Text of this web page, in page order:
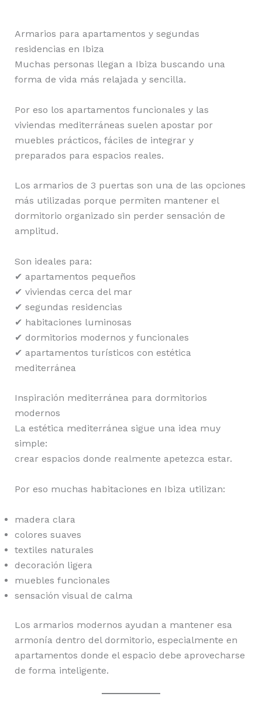
Armarios para apartamentos y segundas
residencias en Ibiza
Muchas personas llegan a Ibiza buscando una
forma de vida más relajada y sencilla.
Por eso los apartamentos funcionales y las
viviendas mediterráneas suelen apostar por
muebles prácticos, fáciles de integrar y
preparados para espacios reales.
Los armarios de 3 puertas son una de las opciones
más utilizadas porque permiten mantener el
dormitorio organizado sin perder sensación de
amplitud.
Son ideales para:
✔ apartamentos pequeños
✔ viviendas cerca del mar
✔ segundas residencias
✔ habitaciones luminosas
✔ dormitorios modernos y funcionales
✔ apartamentos turísticos con estética
mediterránea
Inspiración mediterránea para dormitorios
modernos
La estética mediterránea sigue una idea muy
simple:
crear espacios donde realmente apetezca estar.
Por eso muchas habitaciones en Ibiza utilizan:
madera clara
colores suaves
textiles naturales
decoración ligera
muebles funcionales
sensación visual de calma
Los armarios modernos ayudan a mantener esa
armonía dentro del dormitorio, especialmente en
apartamentos donde el espacio debe aprovecharse
de forma inteligente.